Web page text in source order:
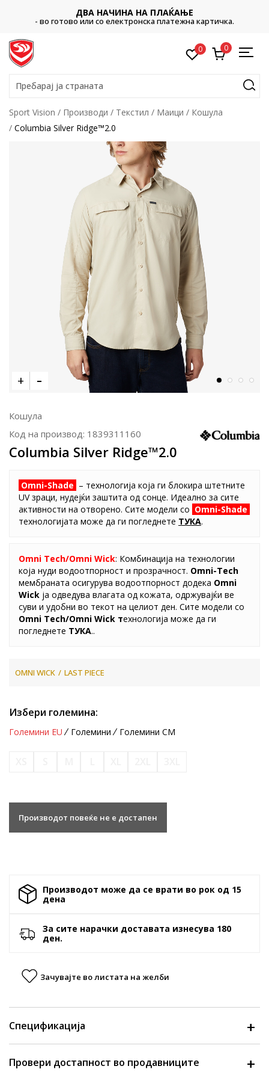
ДВА НАЧИНА НА ПЛАЌАЊЕ
- во готово или со електронска платежна картичка.
0 0
Пребарај ја страната
Sport Vision Производи Текстил Маици
Кошула
Columbia Silver Ridge™2.0
Кошула
Код на производ: 1839311160
Columbia Silver Ridge™2.0
Omni-Shade – технологија која ги блокира штетните
UV зраци, нудејќи заштита од сонце. Идеално за сите
активности на отворено. Сите модели со Omni-Shade
технологијата може да ги погледнете ТУКА.
Omni Tech/Omni Wick: Комбинација на технологии
која нуди водоотпорност и прозрачност. Omni-Tech
мембраната осигурува водоотпорност додека Omni
Wick ја одведува влагата од кожата, одржувајќи ве
суви и удобни во текот на целиот ден. Сите модели со
Omni Tech/Omni Wick технологија може да ги
погледнете ТУКА..
OMNI WICK LAST PIECE
Избери големина:
Големини EU Големини Големини CM
Производот повеќе не е достапен
Производот може да се врати во рок од 15
денa
За сите нарачки доставата изнесува 180
ден.
Зачувајте во листата на желби
Спецификација
Провери достапност во продавниците